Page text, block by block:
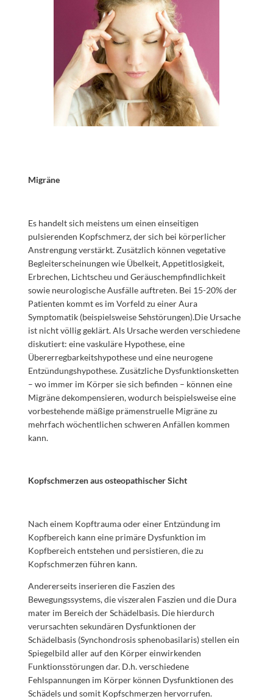
Migräne
Es handelt sich meistens um einen einseitigen
pulsierenden Kopfschmerz, der sich bei körperlicher
Anstrengung verstärkt. Zusätzlich können vegetative
Begleiterscheinungen wie Übelkeit, Appetitlosigkeit,
Erbrechen, Lichtscheu und Geräuschempfindlichkeit
sowie neurologische Ausfälle auftreten. Bei 15-20% der
Patienten kommt es im Vorfeld zu einer Aura
Symptomatik (beispielsweise Sehstörungen).Die Ursache
ist nicht völlig geklärt. Als Ursache werden verschiedene
diskutiert: eine vaskuläre Hypothese, eine
Übererregbarkeitshypothese und eine neurogene
Entzündungshypothese. Zusätzliche Dysfunktionsketten
– wo immer im Körper sie sich befinden – können eine
Migräne dekompensieren, wodurch beispielsweise eine
vorbestehende mäßige prämenstruelle Migräne zu
mehrfach wöchentlichen schweren Anfällen kommen
kann.
Kopfschmerzen aus osteopathischer Sicht
Nach einem Kopftrauma oder einer Entzündung im
Kopfbereich kann eine primäre Dysfunktion im
Kopfbereich entstehen und persistieren, die zu
Kopfschmerzen führen kann.
Andererseits inserieren die Faszien des
Bewegungssystems, die viszeralen Faszien und die Dura
mater im Bereich der Schädelbasis. Die hierdurch
verursachten sekundären Dysfunktionen der
Schädelbasis (Synchondrosis sphenobasilaris) stellen ein
Spiegelbild aller auf den Körper einwirkenden
Funktionsstörungen dar. D.h. verschiedene
Fehlspannungen im Körper können Dysfunktionen des
Schädels und somit Kopfschmerzen hervorrufen.